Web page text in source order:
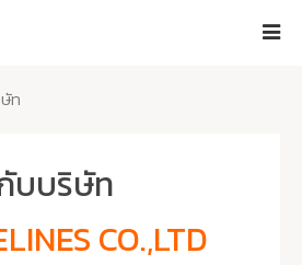
ท
บบริษัท
CO.,LTD